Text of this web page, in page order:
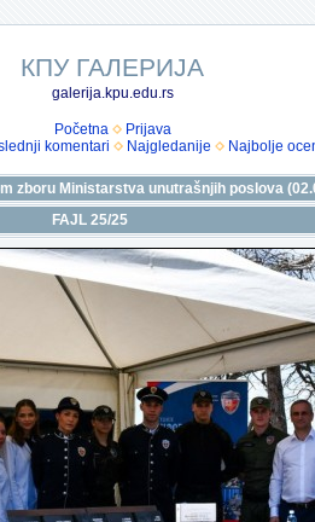
КПУ ГАЛЕРИЈА
galerija.kpu.edu.rs
Početna
Prijava
komentari Najgledanije Najbolje
zboru Ministarstva unutrašnjih poslova
FAJL 25/25